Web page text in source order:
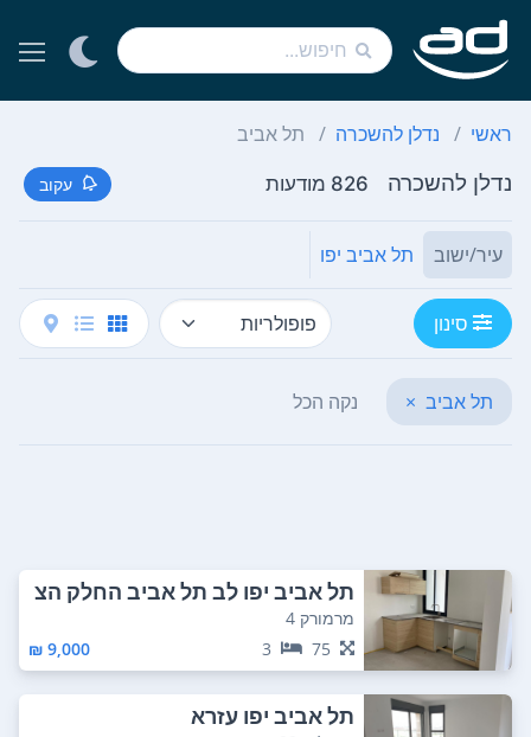
ראשי נדלן להשכרה תל אביב
נדלן להשכרה 826 מודעות עקוב
עיר/ישוב תל אביב יפו
סינון
תל אביב × נקה הכל
תל אביב יפו לב תל אביב החלק הצ
פוני
מרמורק 4
75
3
9,000 ₪
תל אביב יפו עזרא